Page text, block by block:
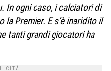
In ogni caso, i calciatori di
la Premier. E s’è inaridito il
tanti grandi giocatori ha